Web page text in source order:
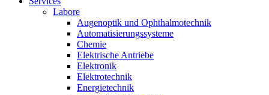
Labore
Augenoptik und Ophthalmotechnik
Automatisierungssysteme
Chemie
Elektrische Antriebe
Elektronik
Elektrotechnik
Energietechnik